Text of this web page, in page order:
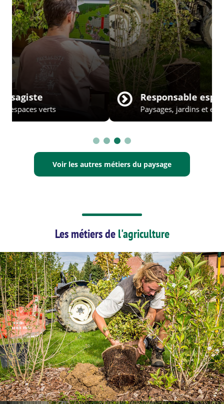
Responsable espaces verts
Paysages, jardins et espaces verts
Voir les autres métiers du paysage
Les métiers del'agriculture